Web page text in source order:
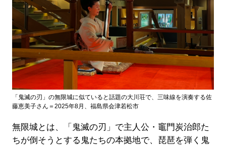
「鬼滅の刃」の無限城に似ていると話題の大川荘で、三味線を演奏する佐
藤恵美子さん＝2025年8月、福島県会津若松市
無限城とは、「鬼滅の刃」で主人公・竈門炭治郎た
ちが倒そうとする鬼たちの本拠地で、琵琶を弾く鬼